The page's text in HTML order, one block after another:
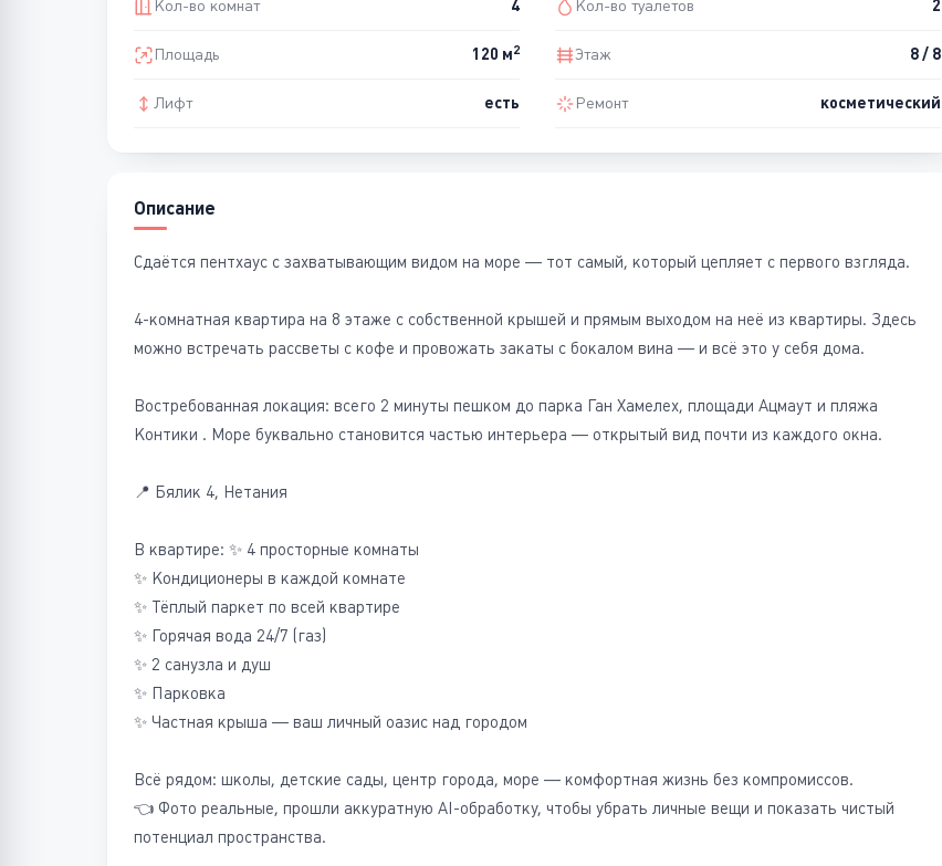
Кол-во комнат 4 Кол-во туалетов 2
Площадь 120 м2 Этаж 8 / 8
Лифт есть Ремонт косметический
Описание
Сдаётся пентхаус с захватывающим видом на море — тот самый, который цепляет с первого взгляда.
4-комнатная квартира на 8 этаже с собственной крышей и прямым выходом на неё из квартиры. Здесь
можно встречать рассветы с кофе и провожать закаты с бокалом вина — и всё это у себя дома.
Востребованная локация: всего 2 минуты пешком до парка Ган Хамелех, площади Ацмаут и пляжа
Контики . Море буквально становится частью интерьера — открытый вид почти из каждого окна.
📍 Бялик 4, Нетания
В квартире: ✨ 4 просторные комнаты
✨ Кондиционеры в каждой комнате
✨ Тёплый паркет по всей квартире
✨ Горячая вода 24/7 (газ)
✨ 2 санузла и душ
✨ Парковка
✨ Частная крыша — ваш личный оазис над городом
Всё рядом: школы, детские сады, центр города, море — комфортная жизнь без компромиссов.
👈 Фото реальные, прошли аккуратную AI-обработку, чтобы убрать личные вещи и показать чистый
потенциал пространства.